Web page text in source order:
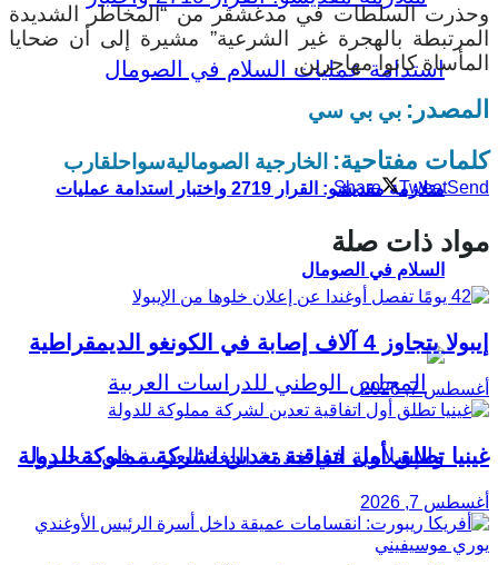
متلازمة مقديشو: القرار 2719 واختبار استدامة عمليات
السلام في الصومال
وحذرت السلطات في مدغشقر من “المخاطر الشديدة
المرتبطة بالهجرة غير الشرعية” مشيرة إلى أن ضحايا
المأساة كانوا مهاجرين.
المصدر: بي بي سي
كلمات مفتاحية: الخارجية الصوماليةسواحلقارب
Share TweetSend
مواد ذات صلة
إيبولا يتجاوز 4 آلاف إصابة في الكونغو الديمقراطية
أغسطس 7, 2026
غينيا تطلق أول اتفاقية تعدين لشركة مملوكة للدولة
أغسطس 7, 2026